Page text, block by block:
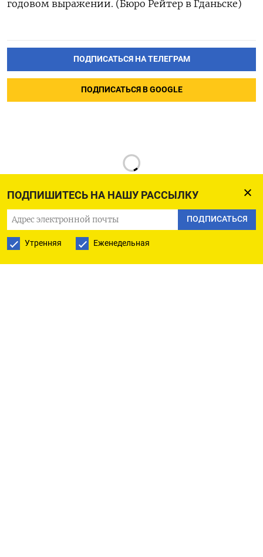
ПОДПИШИТЕСЬ НА НАШУ РАССЫЛКУ
ПОДПИСАТЬСЯ
Утренняя Еженедельная
годовом выражении. (Бюро Рейтер в Гданьске)
ПОДПИСАТЬСЯ НА ТЕЛЕГРАМ
ПОДПИСАТЬСЯ В GOOGLE